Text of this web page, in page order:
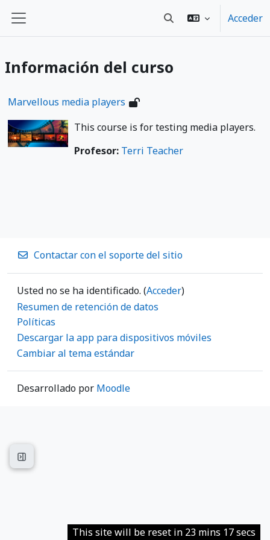
Panel lateral Selector de búsqueda
Acceder
Abrir índice del curso
Información del curso
Marvellous media players
This course is for testing media players.
Profesor: Terri Teacher
Contactar con el soporte del sitio
Usted no se ha identificado. (Acceder)
Resumen de retención de datos
Políticas
Descargar la app para dispositivos móviles
Cambiar al tema estándar
Desarrollado por Moodle
This site will be reset in 23 mins 17 secs